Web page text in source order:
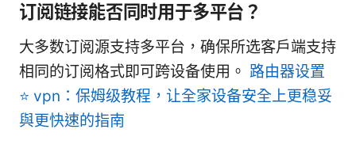
订阅链接能否同时用于多平台？
大多数订阅源支持多平台，确保所选客户端支持
相同的订阅格式即可跨设备使用。 路由器设置
⭐ vpn：保姆级教程，让全家设备安全上更稳妥
與更快速的指南